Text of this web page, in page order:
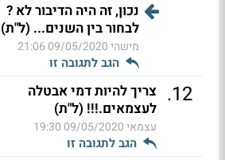
נכון, זה היה הדיבור לא ?
לבחור בין השנים... (ל"ת)
מישהי09/05/2020 21:06
הגב לתגובה זו
12
. צריך להיות דמי אבטלה
לעצמאים.!!! (ל"ת)
עצמאי09/05/2020 19:30
הגב לתגובה זו